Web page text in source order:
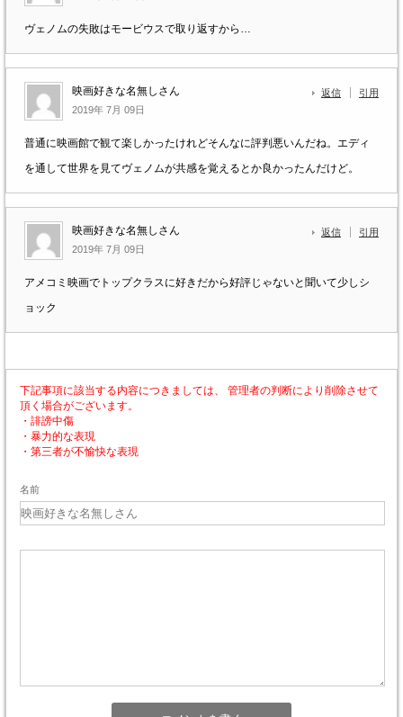
ヴェノムの失敗はモービウスで取り返すから…
映画好きな名無しさん
2019年 7月 09日
返信 引用
普通に映画館で観て楽しかったけれどそんなに評判悪いんだね。エディ
を通して世界を見てヴェノムが共感を覚えるとか良かったんだけど。
映画好きな名無しさん
2019年 7月 09日
返信 引用
アメコミ映画でトップクラスに好きだから好評じゃないと聞いて少しシ
ョック
下記事項に該当する内容につきましては、 管理者の判断により削除させて
頂く場合がございます。
・誹謗中傷
・暴力的な表現
・第三者が不愉快な表現
名前